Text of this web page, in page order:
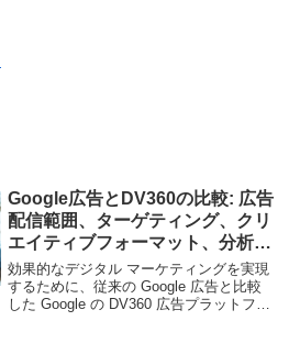
Google広告とDV360の比較: 広告
配信範囲、ターゲティング、クリ
エイティブフォーマット、分析機
能の視点から
効果的なデジタル マーケティングを実現
するために、従来の Google 広告と比較
した Google の DV360 広告プラットフォ